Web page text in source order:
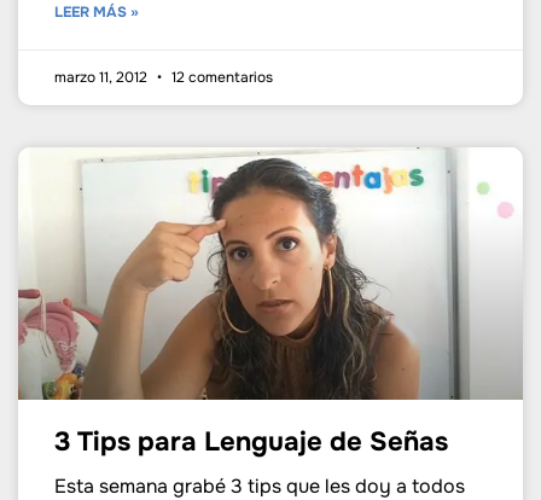
LEER MÁS »
marzo 11, 2012 12 comentarios
3 Tips para Lenguaje de Señas
Esta semana grabé 3 tips que les doy a todos